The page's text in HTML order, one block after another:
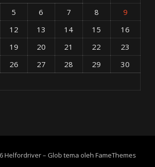
5 6 7 8
9
12 13 14 15
16
19 20 21 22
23
26 27 28 29
30
Helfordriver– Glob tema oleh FameThemes